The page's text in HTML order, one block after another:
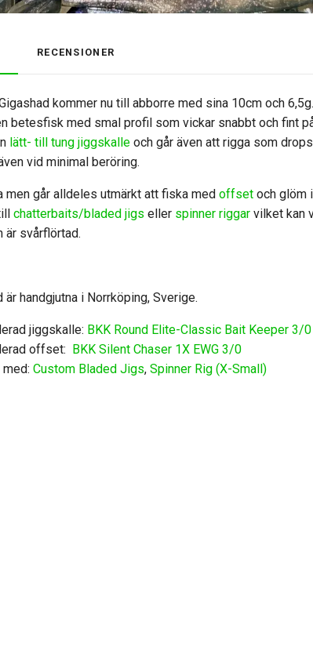
RECENSIONER
kommer nu till abborre med sina 10cm och
betesfisk med smal profil som vickar snabbt och fint
lätt- till tung jiggskalle och går även att rigga som
vid minimal beröring.
men går alldeles utmärkt att fiska med offset och glöm
chatterbaits/bladed jigs eller spinner riggar vilket kan
är svårflörtad.
är handgjutna i Norrköping, Sverige.
jiggskalle: BKK Round Elite-Classic Bait Keeper 3/0
offset: BKK Silent Chaser 1X EWG 3/0
Custom Bladed Jigs, Spinner Rig (X-Small)